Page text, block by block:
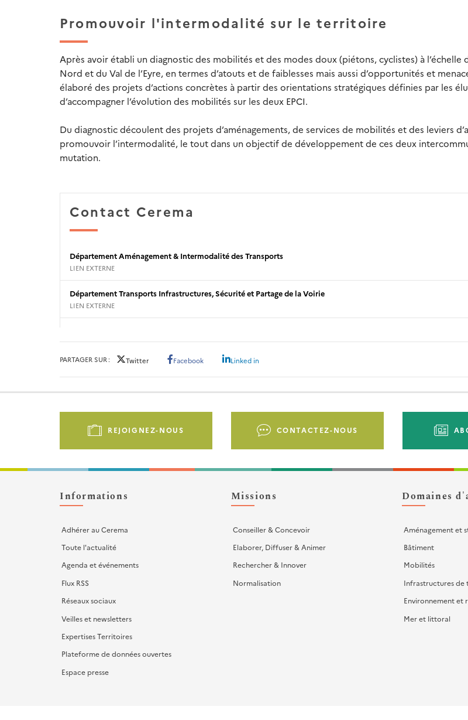
Promouvoir l'intermodalité sur le territoire
Après avoir établi un diagnostic des mobilités et des modes doux (piétons, cyclistes) à l’échelle
Nord et du Val de l’Eyre, en termes d’atouts et de faiblesses mais aussi d’opportunités et
élaboré des projets d’actions concrètes à partir des orientations stratégiques définies par les
d’accompagner l’évolution des mobilités sur les deux EPCI.
Du diagnostic découlent des projets d’aménagements, de services de mobilités et des leviers
promouvoir l’intermodalité, le tout dans un objectif de développement de ces deux
mutation.
Contact Cerema
Département Aménagement & Intermodalité des Transports
LIEN EXTERNE
Département Transports Infrastructures, Sécurité et Partage de la Voirie
LIEN EXTERNE
PARTAGER SUR Twitter Facebook Linked in
Pied
Liens
d'actions
REJOIGNEZ-NOUS CONTACTEZ-NOUS
Informations
Adhérer au Cerema
Toute l'actualité
Agenda et événements
Flux RSS
Réseaux sociaux
Veilles et newsletters
Expertises Territoires
Plateforme de données ouvertes
Espace presse
Missions
Conseiller & Concevoir
Elaborer, Diffuser & Animer
Rechercher & Innover
Normalisation
Domaines
Aménagement et
Bâtiment
Mobilités
Infrastructures de
Environnement et
Mer et littoral